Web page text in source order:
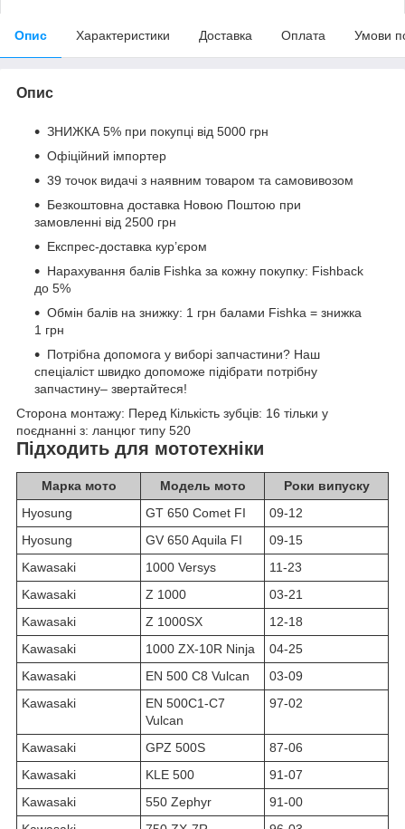
Опис Характеристики Доставка Оплата Умови
Опис
ЗНИЖКА 5% при покупці від 5000 грн
Офіційний імпортер
39 точок видачі з наявним товаром та самовивозом
Безкоштовна доставка Новою Поштою при
замовленні від 2500 грн
Експрес-доставка кур’єром
Нарахування балів Fishka за кожну покупку: Fishback
до 5%
Обмін балів на знижку: 1 грн балами Fishka = знижка
1 грн
Потрібна допомога у виборі запчастини? Наш
спеціаліст швидко допоможе підібрати потрібну
запчастину– звертайтеся!
Сторона монтажу: Перед Кількість зубців: 16 тільки у
поєднанні з: ланцюг типу 520
Підходить для мототехніки
Марка мото Модель мото
Роки випуску
Hyosung
GT 650 Comet FI
09-12
Hyosung
GV 650 Aquila FI
09-15
Kawasaki
1000 Versys
11-23
Kawasaki
Z 1000
03-21
Kawasaki
Z 1000SX
12-18
Kawasaki
1000 ZX-10R Ninja
04-25
Kawasaki
EN 500 C8 Vulcan
03-09
Kawasaki
EN 500C1-C7
Vulcan
97-02
Kawasaki GPZ 500S
87-06
Kawasaki
KLE 500
91-07
Kawasaki
550 Zephyr
91-00